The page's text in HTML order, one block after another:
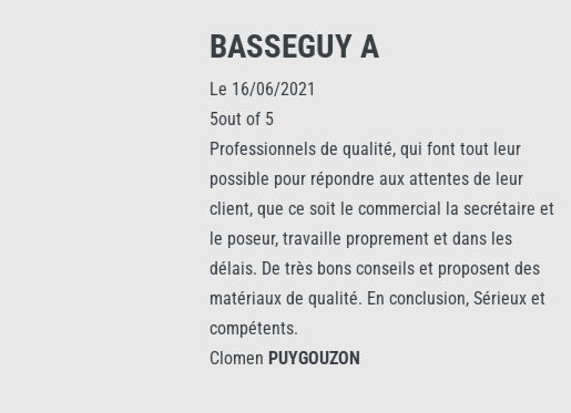
Professionnels de qualité, qui font tout leur
possible pour répondre aux attentes de leur
client, que ce soit le commercial la secrétaire et
le poseur, travaille proprement et dans les
délais. De très bons conseils et proposent des
matériaux de qualité. En conclusion, Sérieux et
MICKAEL
Professionnalisme
ClomenPUYGOUZON